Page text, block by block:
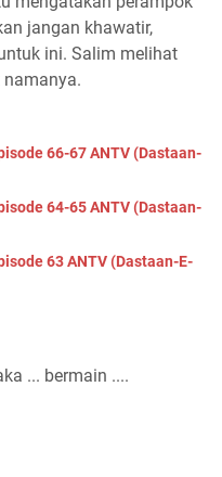
jangan khawatir,
ini. Salim melihat
namanya.
66-67 ANTV (Dastaan-
64-65 ANTV (Dastaan-
63 ANTV (Dastaan-E-
... bermain ....